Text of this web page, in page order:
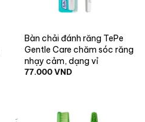
Bàn chải đánh răng TePe
Gentle Care chăm sóc răng
nhạy cảm, dạng vỉ
77.000VND